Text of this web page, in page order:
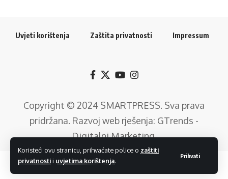
Koristeći ovu stranicu, prihvaćate police o zaštiti
privatnostii uvjetima korištenja.
Prihvati
Uvjeti korištenja Zaštita privatnosti Impressum
Copyright © 2024 SMARTPRESS. Sva prava
pridržana. Razvoj web rješenja: GTrends -
Digitalni Marketing.